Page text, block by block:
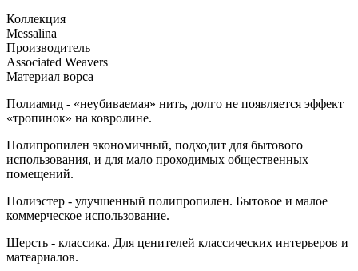
Коллекция
Messalina
Производитель
Associated Weavers
Материал ворса
Полиамид - «неубиваемая» нить, долго не появляется эффект
«тропинок» на ковролине.
Полипропилен экономичный, подходит для бытового
использования, и для мало проходимых общественных
помещений.
Полиэстер - улучшенный полипропилен. Бытовое и малое
коммерческое использование.
Шерсть - классика. Для ценителей классических интерьеров и
матеариалов.